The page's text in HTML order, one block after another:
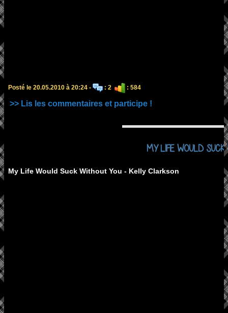
Posté le 20.05.2010 à 20:24 - : 2 : 584
>> Lis les commentaires et participe !
MY LIFE WOULD SUCK
My Life Would Suck Without You - Kelly Clarkson